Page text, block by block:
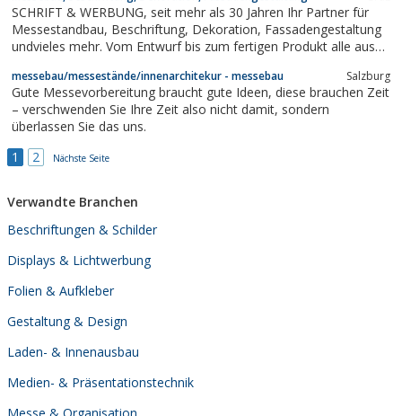
SCHRIFT & WERBUNG, seit mehr als 30 Jahren Ihr Partner für
Messestandbau, Beschriftung, Dekoration, Fassadengestaltung
undvieles mehr. Vom Entwurf bis zum fertigen Produkt alle aus
messebau/messestände/innenarchitekur - messebau Salzburg
Gute Messevorbereitung braucht gute Ideen, diese brauchen Zeit
– verschwenden Sie Ihre Zeit also nicht damit, sondern
überlassen Sie das uns.
1
2 Nächste Seite
Verwandte Branchen
Beschriftungen & Schilder
Displays & Lichtwerbung
Folien & Aufkleber
Gestaltung & Design
Laden- & Innenausbau
Medien- & Präsentationstechnik